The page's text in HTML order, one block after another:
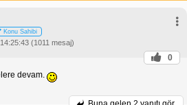
Konu Sahibi
(1011 mesaj)
0
devam.